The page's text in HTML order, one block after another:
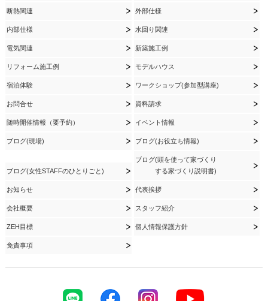
断熱関連 外部仕様
内部仕様 水回り関連
電気関連 新築施工例
リフォーム施工例 モデルハウス
宿泊体験 ワークショップ(参加型講座)
お問合せ 資料請求
随時開催情報（要予約） イベント情報
ブログ(現場) ブログ(お役立ち情報)
ブログ(女性STAFFのひとりごと)
ブログ(頭を使って家づくり
する家づくり説明書)
お知らせ 代表挨拶
会社概要 スタッフ紹介
ZEH目標 個人情報保護方針
免責事項